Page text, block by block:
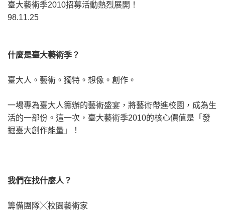
臺大藝術季2010招募活動熱烈展開！
98.11.25
什麼是臺大藝術季？
臺大人。藝術。獨特。想像。創作。
一場專為臺大人籌辦的藝術盛宴，將藝術帶進校園，成為生
活的一部份。這一次，臺大藝術季2010的核心價值是「發
掘臺大創作能量」！
我們在找什麼人？
籌備團隊╳校園藝術家